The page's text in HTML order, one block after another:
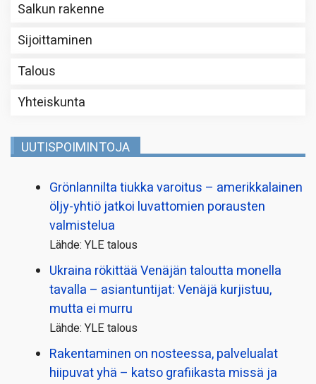
Salkun rakenne
Sijoittaminen
Talous
Yhteiskunta
UUTISPOIMINTOJA
Grönlannilta tiukka varoitus – amerikkalainen
öljy-yhtiö jatkoi luvattomien porausten
valmistelua
Lähde: YLE talous
Ukraina rökittää Venäjän taloutta monella
tavalla – asiantuntijat: Venäjä kurjistuu,
mutta ei murru
Lähde: YLE talous
Rakentaminen on nosteessa, palvelualat
hiipuvat yhä – katso grafiikasta missä ja